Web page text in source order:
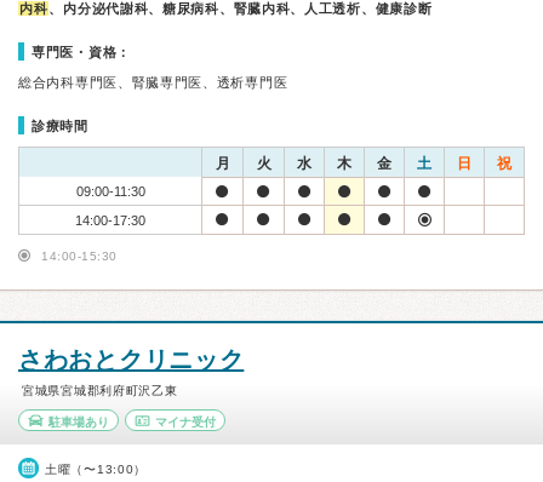
内科、内分泌代謝科、糖尿病科、腎臓内科、人工透析、健康診断
専門医・資格：
総合内科専門医、腎臓専門医、透析専門医
診療時間
月 火 水 木 金 土 日 祝
09:00-11:30
14:00-17:30
14:00-15:30
さわおとクリニック
宮城県宮城郡利府町沢乙東
駐車場あり マイナ受付
土曜（〜13:00）